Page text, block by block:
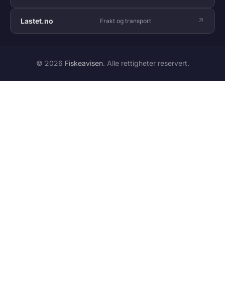
Lastet.no Frakt og transport
© 2026 Fiskeavisen. Alle rettigheter reservert.